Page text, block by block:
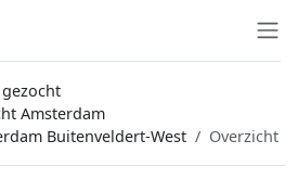
Amsterdam
Buitenveldert-West
Overzicht